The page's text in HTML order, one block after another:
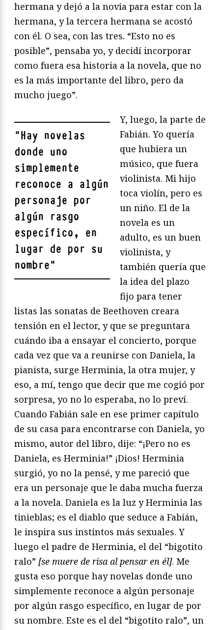
hermana y dejó a la novia para estar con la
hermana, y la tercera hermana se acostó
con él. O sea, con las tres. “Esto no es
posible”, pensaba yo, y decidí incorporar
como fuera esa historia a la novela, que no
es la más importante del libro, pero da
mucho juego”.
"Hay novelas
donde uno
simplemente
reconoce a algún
personaje por
algún rasgo
específico, en
lugar de por su
nombre"
Y, luego, la parte de
Fabián. Yo quería
que hubiera un
músico, que fuera
violinista. Mi hijo
toca violín, pero es
un niño. El de la
novela es un
adulto, es un buen
violinista, y
también quería que
la idea del plazo
fijo para tener
listas las sonatas de Beethoven creara
tensión en el lector, y que se preguntara
cuándo iba a ensayar el concierto, porque
cada vez que va a reunirse con Daniela, la
pianista, surge Herminia, la otra mujer, y
eso, a mí, tengo que decir que me cogió por
sorpresa, yo no lo esperaba, no lo preví.
Cuando Fabián sale en ese primer capítulo
de su casa para encontrarse con Daniela, yo
mismo, autor del libro, dije: “¡Pero no es
Daniela, es Herminia!” ¡Dios! Herminia
surgió, yo no la pensé, y me pareció que
era un personaje que le daba mucha fuerza
a la novela. Daniela es la luz y Herminia las
tinieblas; es el diablo que seduce a Fabián,
le inspira sus instintos más sexuales. Y
luego el padre de Herminia, el del “bigotito
ralo” [se muere de risa al pensar en él]. Me
gusta eso porque hay novelas donde uno
simplemente reconoce a algún personaje
por algún rasgo específico, en lugar de por
su nombre. Este es el del “bigotito ralo”, un